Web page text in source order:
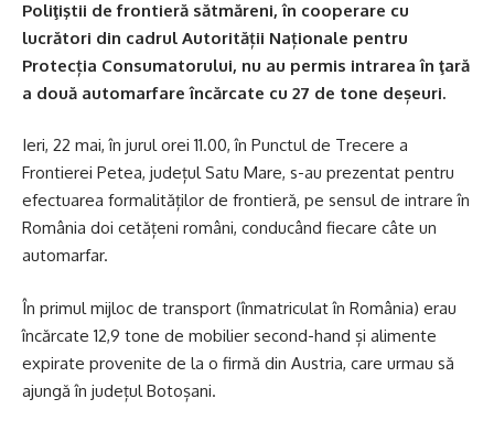
Poliţiştii de frontieră sătmăreni, în cooperare cu
lucrători din cadrul Autorității Naționale pentru
Protecția Consumatorului, nu au permis intrarea în ţară
a două automarfare încărcate cu 27 de tone deșeuri.
Ieri, 22 mai, în jurul orei 11.00, în Punctul de Trecere a
Frontierei Petea, județul Satu Mare, s-au prezentat pentru
efectuarea formalităților de frontieră, pe sensul de intrare în
România doi cetățeni români, conducând fiecare câte un
automarfar.
În primul mijloc de transport (înmatriculat în România) erau
încărcate 12,9 tone de mobilier second-hand și alimente
expirate provenite de la o firmă din Austria, care urmau să
ajungă în județul Botoșani.